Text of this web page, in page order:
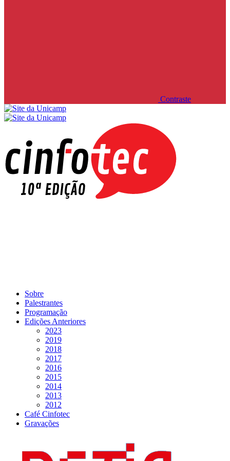
Contraste
Sobre
Palestrantes
Programação
Edições Anteriores
2023
2019
2018
2017
2016
2015
2014
2013
2012
Café Cinfotec
Gravações